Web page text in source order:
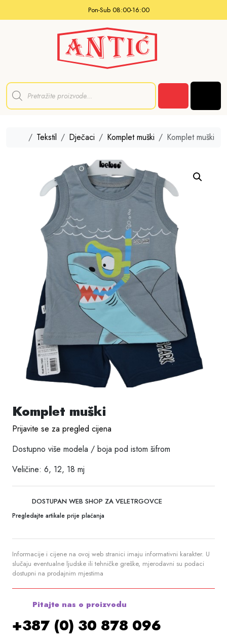
Pon-Sub 08:00-16:00
P
d
HomeTekstil Dječaci Komplet muški Komplet muški
Komplet muški
Prijavite se za pregled cijena
Dostupno više modela / boja pod istom šifrom
Veličine: 6, 12, 18 mj
DOSTUPAN WEB SHOP ZA VELETRGOVCE
Pregledajte artikale prije plaćanja
Informacije i cijene na ovoj web stranici imaju informativni karakter. U
slučaju eventualne ljudske ili tehničke greške, mjerodavni su podaci
dostupni na prodajnim mjestima
Pitajte nas o proizvodu
+387 (0) 30 878 096